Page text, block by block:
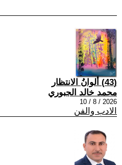
(43) ألوانُ الانتظار
محمد خالد الجبوري
2026 / 8 / 10
الادب والفن